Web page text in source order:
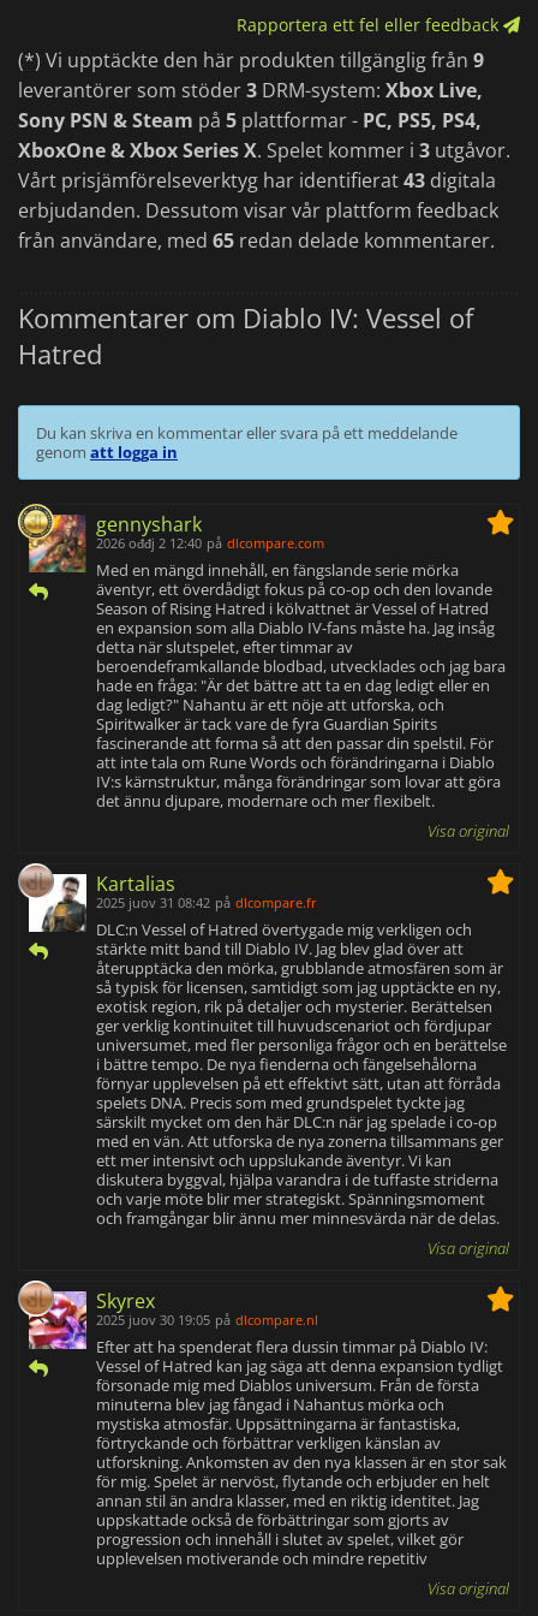
Rapportera ett fel eller feedback
(*) Vi upptäckte den här produkten tillgänglig från 9
leverantörer som stöder3 DRM-system: Xbox Live,
Sony PSN & Steam på 5 plattformar - PC, PS5, PS4,
XboxOne & Xbox Series X. Spelet kommer i 3 utgåvor.
Vårt prisjämförelseverktyg har identifierat43 digitala
erbjudanden. Dessutom visar vår plattform feedback
från användare, med 65 redan delade kommentarer.
Kommentarer om Diablo IV: Vessel of
Hatred
Du kan skriva en kommentar eller svara på ett meddelande
genom att logga in
gennyshark
2026 ođđj 2 12:40 på dlcompare.com
Med en mängd innehåll, en fängslande serie mörka
äventyr, ett överdådigt fokus på co-op och den lovande
Season of Rising Hatred i kölvattnet är Vessel of Hatred
en expansion som alla Diablo IV-fans måste ha. Jag insåg
detta när slutspelet, efter timmar av
beroendeframkallande blodbad, utvecklades och jag bara
hade en fråga: "Är det bättre att ta en dag ledigt eller en
dag ledigt?" Nahantu är ett nöje att utforska, och
Spiritwalker är tack vare de fyra Guardian Spirits
fascinerande att forma så att den passar din spelstil. För
att inte tala om Rune Words och förändringarna i Diablo
IV:s kärnstruktur, många förändringar som lovar att göra
det ännu djupare, modernare och mer flexibelt.
Visa original
Kartalias
2025 juov 31 08:42 på dlcompare.fr
DLC:n Vessel of Hatred övertygade mig verkligen och
stärkte mitt band till Diablo IV. Jag blev glad över att
återupptäcka den mörka, grubblande atmosfären som är
så typisk för licensen, samtidigt som jag upptäckte en ny,
exotisk region, rik på detaljer och mysterier. Berättelsen
ger verklig kontinuitet till huvudscenariot och fördjupar
universumet, med fler personliga frågor och en berättelse
i bättre tempo. De nya fienderna och fängelsehålorna
förnyar upplevelsen på ett effektivt sätt, utan att förråda
spelets DNA. Precis som med grundspelet tyckte jag
särskilt mycket om den här DLC:n när jag spelade i co-op
med en vän. Att utforska de nya zonerna tillsammans ger
ett mer intensivt och uppslukande äventyr. Vi kan
diskutera byggval, hjälpa varandra i de tuffaste striderna
och varje möte blir mer strategiskt. Spänningsmoment
och framgångar blir ännu mer minnesvärda när de delas.
Visa original
Skyrex
2025 juov 30 19:05 på dlcompare.nl
Efter att ha spenderat flera dussin timmar på Diablo IV:
Vessel of Hatred kan jag säga att denna expansion tydligt
försonade mig med Diablos universum. Från de första
minuterna blev jag fångad i Nahantus mörka och
mystiska atmosfär. Uppsättningarna är fantastiska,
förtryckande och förbättrar verkligen känslan av
utforskning. Ankomsten av den nya klassen är en stor sak
för mig. Spelet är nervöst, flytande och erbjuder en helt
annan stil än andra klasser, med en riktig identitet. Jag
uppskattade också de förbättringar som gjorts av
progression och innehåll i slutet av spelet, vilket gör
upplevelsen motiverande och mindre repetitiv
Visa original